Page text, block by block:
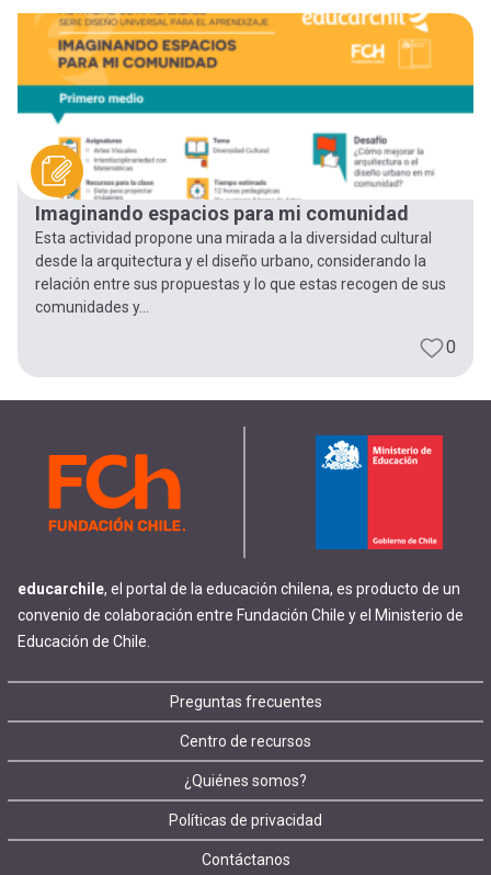
Imaginando espacios para mi comunidad
Esta actividad propone una mirada a la diversidad cultural
desde la arquitectura y el diseño urbano, considerando la
relación entre sus propuestas y lo que estas recogen de sus
comunidades y...
0
educarchile, el portal de la educación chilena, es producto de un
convenio de colaboración entre Fundación Chile y el Ministerio de
Educación de Chile.
Footer
menu
Preguntas frecuentes
Centro de recursos
¿Quiénes somos?
Políticas de privacidad
Contáctanos